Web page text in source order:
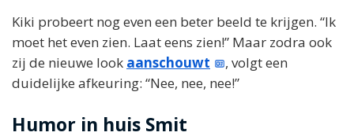
Kiki probeert nog even een beter beeld te krijgen. “Ik
moet het even zien. Laat eens zien!” Maar zodra ook
zij de nieuwe look aanschouwt
, volgt een
duidelijke afkeuring: “Nee, nee, nee!”
Humor in huis Smit